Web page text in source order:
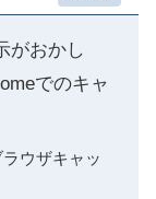
がおかし
でのキャ
ウザキャッ